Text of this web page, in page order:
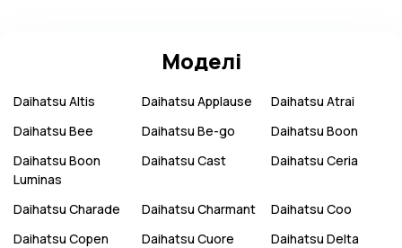
Моделі
Daihatsu Altis Daihatsu Applause Daihatsu Atrai
Daihatsu Bee Daihatsu Be-go Daihatsu Boon
Daihatsu Boon
Luminas
Daihatsu Cast Daihatsu Ceria
Daihatsu Charade Daihatsu Charmant Daihatsu Coo
Daihatsu Copen Daihatsu Cuore Daihatsu Delta